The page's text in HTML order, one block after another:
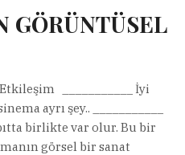
GÖRÜNTÜSEL
___________ İyi
ayrı şey.. ___________
birlikte var olur. Bu bir
görsel bir sanat